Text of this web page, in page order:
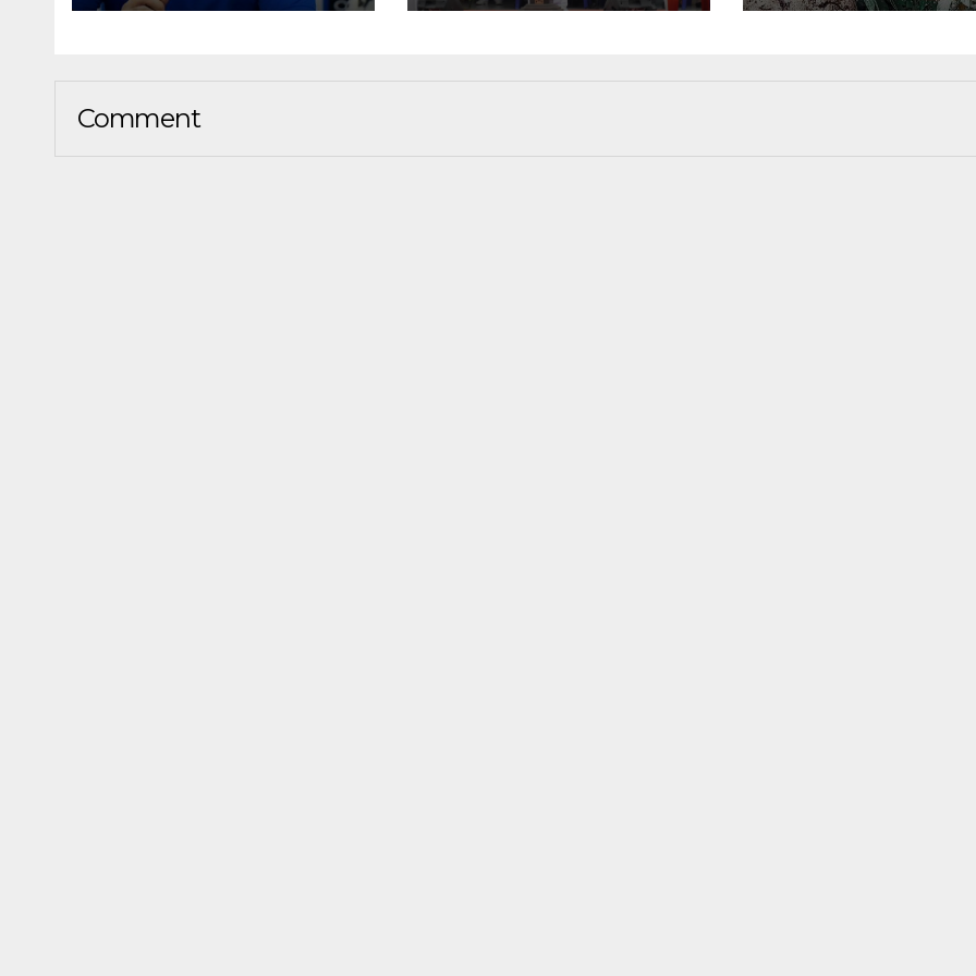
Momentum Hari
Pendakian
Comment